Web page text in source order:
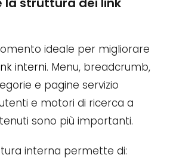
ideale per migliorare
interni. Menu, breadcrumb,
e pagine servizio
e motori di ricerca a
sono più importanti.
interna permette di: